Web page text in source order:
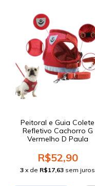
Peitoral e Guia Colete
Refletivo Cachorro G
Vermelho D Paula
R$52,90
3 x de R$17,63 sem juros